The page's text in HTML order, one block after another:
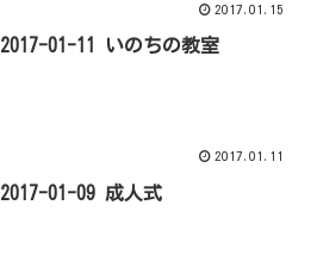
2017.01.15
2017-01-11 いのちの教室
2017.01.11
2017-01-09 成人式